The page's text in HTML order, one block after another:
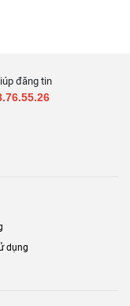
đăng tin
dụng